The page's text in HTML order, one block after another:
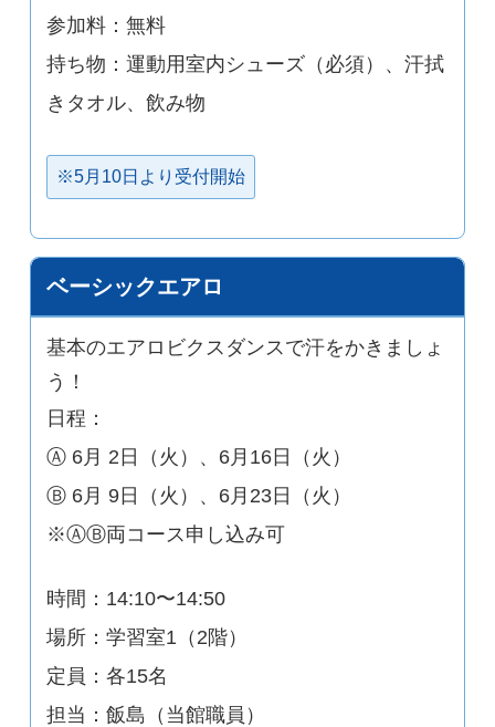
参加料：無料
持ち物：運動用室内シューズ（必須）、汗拭
きタオル、飲み物
※5月10日より受付開始
ベーシックエアロ
基本のエアロビクスダンスで汗をかきましょ
う！
日程：
Ⓐ 6月 2日（火）、6月16日（火）
Ⓑ 6月 9日（火）、6月23日（火）
※ⒶⒷ両コース申し込み可
時間：14:10〜14:50
場所：学習室1（2階）
定員：各15名
担当：飯島（当館職員）